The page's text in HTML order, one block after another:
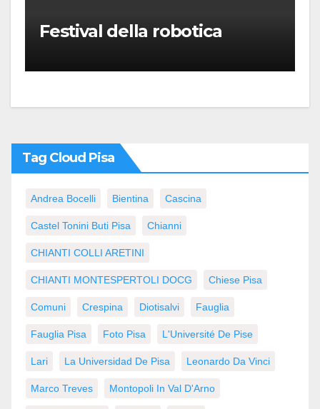
Festival della robotica
Tag Cloud Pisa
Andrea Bocelli Bientina Cascina
Castel Tonini Buti Pisa Chianni
CHIANTI COLLI ARETINI
CHIANTI MONTESPERTOLI DOCG Chiese Pisa
Comuni Crespina Diotisalvi Fauglia
Fauglia Pisa Foto Pisa L'Université De Pise
Lari La Universidad De Pisa Leonardo Da Vinci
Marco Treves Montopoli In Val D'Arno